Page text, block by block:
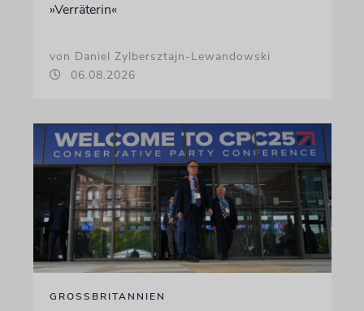
»Verräterin«
von Daniel Zylbersztajn-Lewandowski
06.08.2026
GROSSBRITANNIEN